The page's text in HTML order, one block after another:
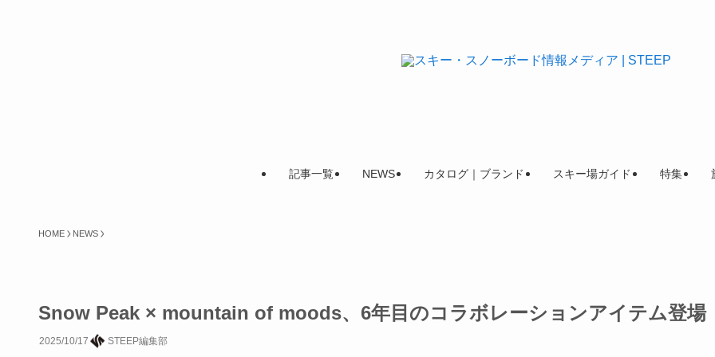
記事一覧 NEWS カタログ｜ブランド スキー場ガイド 特集
HOME NEWS
Snow Peak × mountain of moods、6年目のコラボレーションアイテム登場
2025/10/17 STEEP編集部